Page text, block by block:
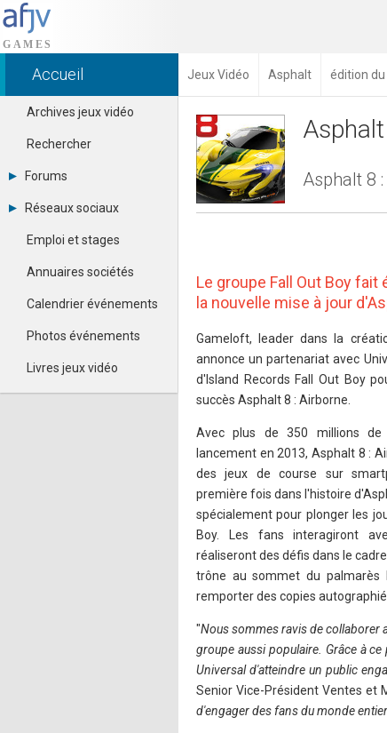
Accueil Jeux Vidéo Asphalt édition
Archives jeux vidéo
Rechercher
Forums
Tous les forums
Se connecter
Contacter un modérateur
Réseaux sociaux
Dailymotion
Facebook
Google+
Pinterest
Youtube
Emploi et stages
Annuaires sociétés
Calendrier événements
Photos événements
Livres jeux vidéo
Asphalt 8
Le groupe Fall Out Boy
la nouvelle mise à jour
Gameloft, leader dans la
annonce un partenariat avec
d'Island Records Fall Out Boy
succès Asphalt 8 : Airborne.
Avec plus de 350 millions de
lancement en 2013, Asphalt 8 :
des jeux de course sur
première fois dans l'histoire
spécialement pour plonger les
Boy. Les fans interagiront
réaliseront des défis dans le
trône au sommet du palmarès
remporter des copies
"Nous sommes ravis de collaborer
groupe aussi populaire. Grâce à
Universal d'atteindre un public
Senior Vice-Président Ventes et
d'engager des fans du monde